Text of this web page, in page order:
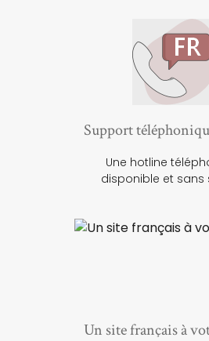
Support
Une hotline
disponible et sans
Un site français à